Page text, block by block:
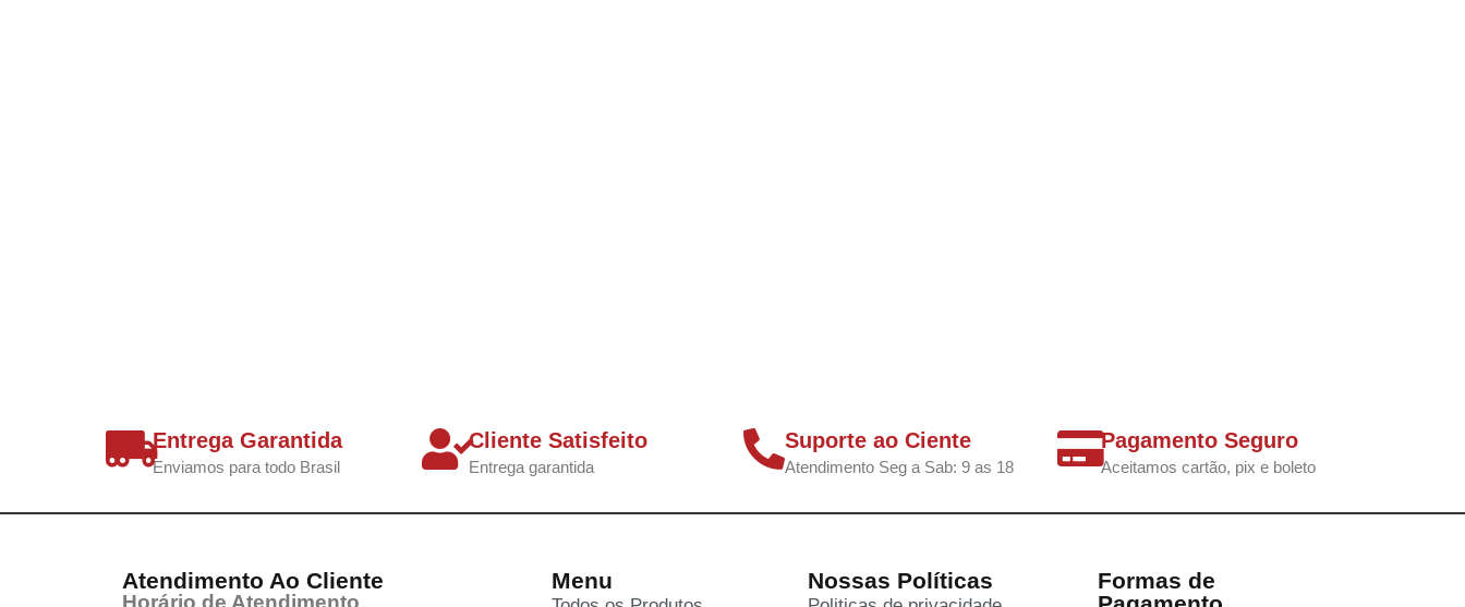
Entrega Garantida
Enviamos para todo Brasil
Cliente Satisfeito
Entrega garantida
Suporte ao Ciente
Atendimento Seg a Sab: 9 as 18
Pagamento Seguro
Aceitamos cartão, pix e boleto
Atendimento Ao Cliente
Horário de Atendimento
Menu Nossas Políticas
Formas de